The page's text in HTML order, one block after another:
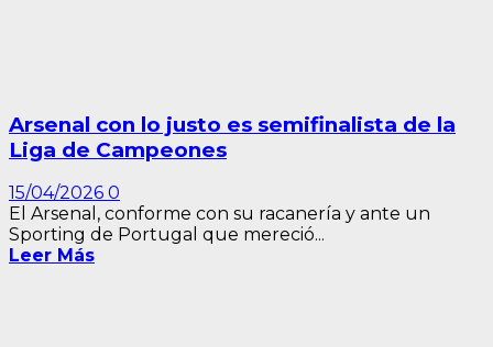
Arsenal con lo justo es semifinalista de la
Liga de Campeones
15/04/2026 0
El Arsenal, conforme con su racanería y ante un
Sporting de Portugal que mereció...
Leer Más